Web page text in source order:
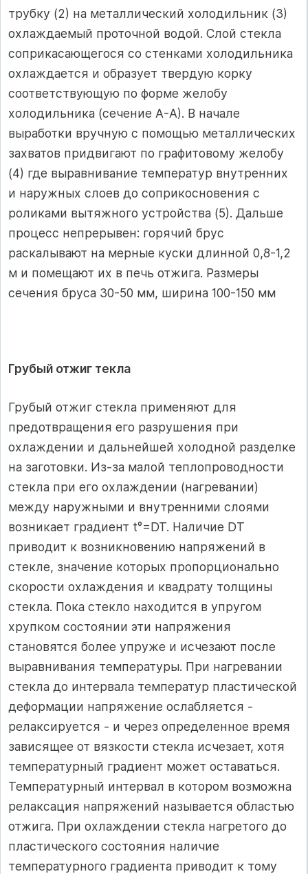
трубку (2) на металлический холодильник (3)
охлаждаемый проточной водой. Слой стекла
соприкасающегося со стенками холодильника
охлаждается и образует твердую корку
соответствующую по форме желобу
холодильника (сечение А-А). В начале
выработки вручную с помощью металлических
захватов придвигают по графитовому желобу
(4) где выравнивание температур внутренних
и наружных слоев до соприкосновения с
роликами вытяжного устройства (5). Дальше
процесс непрерывен: горячий брус
раскалывают на мерные куски длинной 0,8-1,2
м и помещают их в печь отжига. Размеры
сечения бруса 30-50 мм, ширина 100-150 мм
Грубый отжиг текла
Грубый отжиг стекла применяют для
предотвращения его разрушения при
охлаждении и дальнейшей холодной разделке
на заготовки. Из-за малой теплопроводности
стекла при его охлаждении (нагревании)
между наружными и внутренними слоями
возникает градиент t°=DT. Наличие DТ
приводит к возникновению напряжений в
стекле, значение которых пропорционально
скорости охлаждения и квадрату толщины
стекла. Пока стекло находится в упругом
хрупком состоянии эти напряжения
становятся более упруже и исчезают после
выравнивания температуры. При нагревании
стекла до интервала температур пластической
деформации напряжение ослабляется -
релаксируется - и через определенное время
зависящее от вязкости стекла исчезает, хотя
температурный градиент может оставаться.
Температурный интервал в котором возможна
релаксация напряжений называется областью
отжига. При охлаждении стекла нагретого до
пластического состояния наличие
температурного градиента приводит к тому